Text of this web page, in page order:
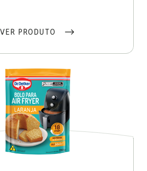
VER PRODUTO